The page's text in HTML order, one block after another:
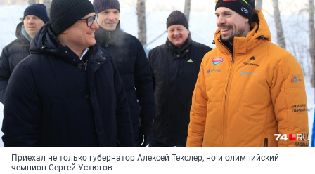
Приехал не только губернатор Алексей Текслер, но и олимпийский
чемпион Сергей Устюгов